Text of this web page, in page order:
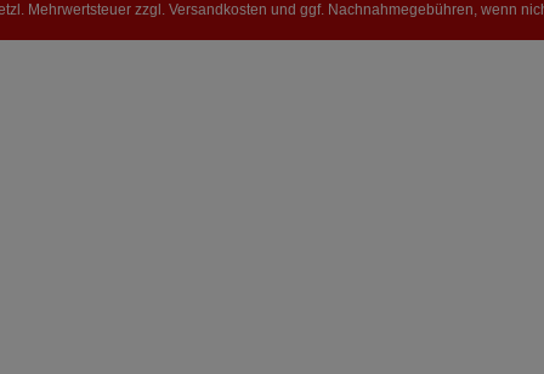
Mehrwertsteuer zzgl. Versandkosten und ggf. Nachnahmegebühren, wenn